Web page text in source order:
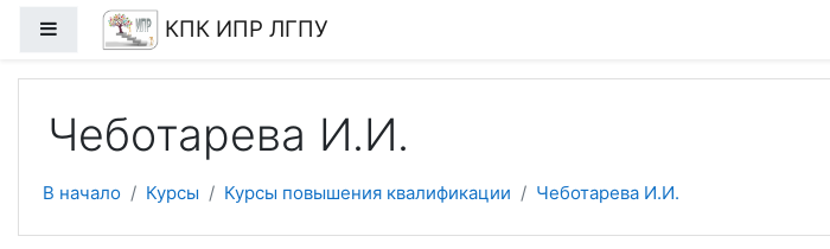
Перейти к основному содержанию
Боковая панельКПК ИПР ЛГПУ
Чеботарева И.И.
В начало Курсы Курсы повышения квалификации Чеботарева И.И.